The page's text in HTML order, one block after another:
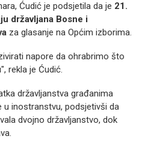
Ćudić je podsjetila da je 21.
državljana Bosne i
za glasanje na Općim izborima.
napore da ohrabrimo što
rekla je Ćudić.
državljanstva građanima
u inostranstvu, podsjetivši da
dvojno državljanstvo, dok